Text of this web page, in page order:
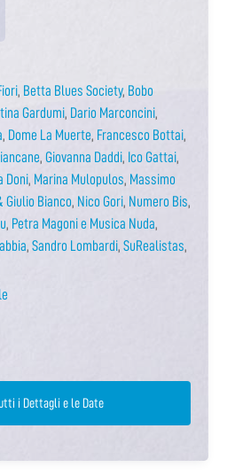
, Betta Blues Society, Bobo
Gardumi, Dario Marconcini,
, Dome La Muerte, Francesco Bottai,
, Giovanna Daddi, Ico Gattai,
Doni, Marina Mulopulos, Massimo
Giulio Bianco, Nico Gori, Numero Bis,
, Petra Magoni e Musica Nuda,
, Sandro Lombardi, SuRealistas,
i Dettagli e le Date